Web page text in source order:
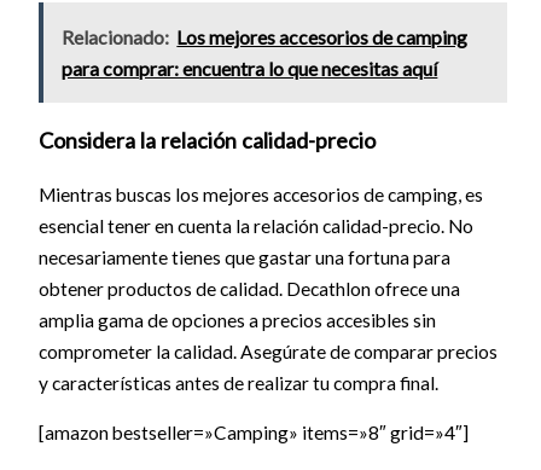
Relacionado: Los mejores accesorios de camping
para comprar: encuentra lo que necesitas aquí
Considera la relación calidad-precio
Mientras buscas los mejores accesorios de camping, es
esencial tener en cuenta la relación calidad-precio. No
necesariamente tienes que gastar una fortuna para
obtener productos de calidad. Decathlon ofrece una
amplia gama de opciones a precios accesibles sin
comprometer la calidad. Asegúrate de comparar precios
y características antes de realizar tu compra final.
[amazon bestseller=»Camping» items=»8″ grid=»4″]